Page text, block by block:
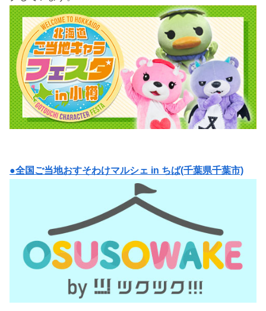
●全国ご当地おすそわけマルシェ in ちば(千葉県千葉市)